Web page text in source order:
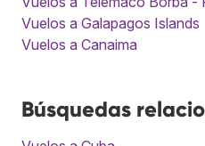
Vuelos a Galapagos Islands
Vuelos a Canaima
Búsquedas